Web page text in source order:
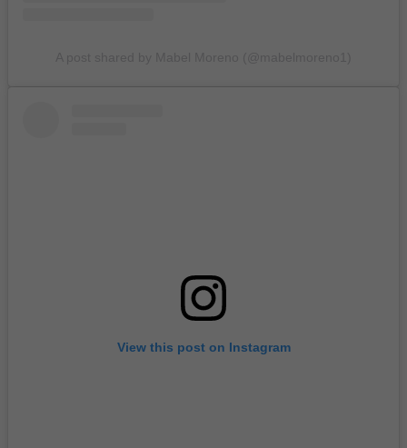
View this post on Instagram